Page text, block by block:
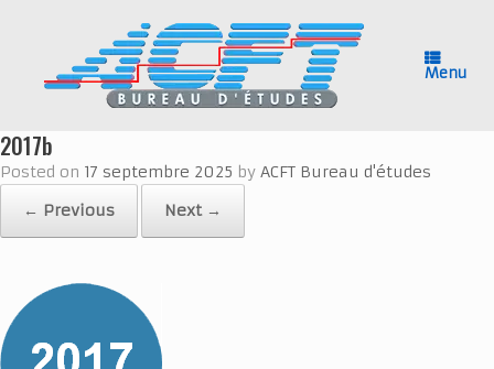
Menu
2017b
Posted on 17 septembre 2025 by ACFT Bureau d'études
← Previous
Next →